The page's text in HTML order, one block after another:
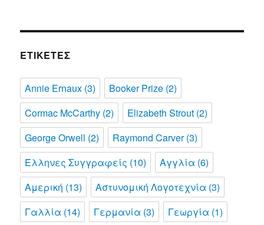
ΕΤΙΚΈΤΕΣ
Annie Ernaux (3) Booker Prize (2)
Cormac McCarthy (2) Elizabeth Strout (2)
George Orwell (2) Raymond Carver(3)
Έλληνες Συγγραφείς (10) Αγγλία (6)
Αμερική (13) Αστυνομική Λογοτεχνία (3)
Γαλλία (14) Γερμανία (3) Γεωργία (1)